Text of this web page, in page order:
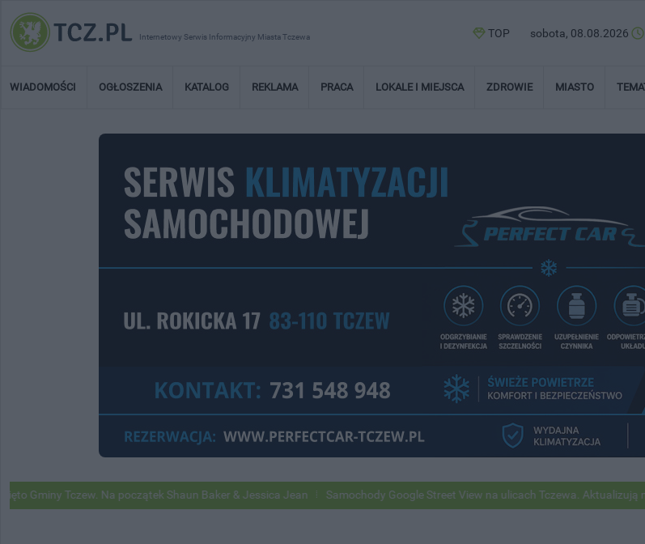
Internetowy Serwis Informacyjny Miasta Tczewa TOP sobota, 08.08.2026
WIADOMOŚCI OGŁOSZENIA KATALOG REKLAMA PRACA LOKALE I MIEJSCA ZDROWIE MIASTO
Na początek Shaun Baker & Jessica Jean Samochody Google Street View na ulicach Tczewa. Aktualizują mapy Pod